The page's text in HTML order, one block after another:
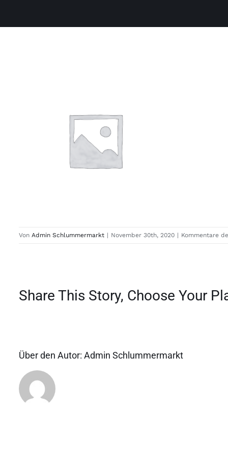
Von Admin Schlummermarkt | November 30th, 2020 | Kommentare
Share This Story, Choose Your
Über den Autor: Admin Schlummermarkt